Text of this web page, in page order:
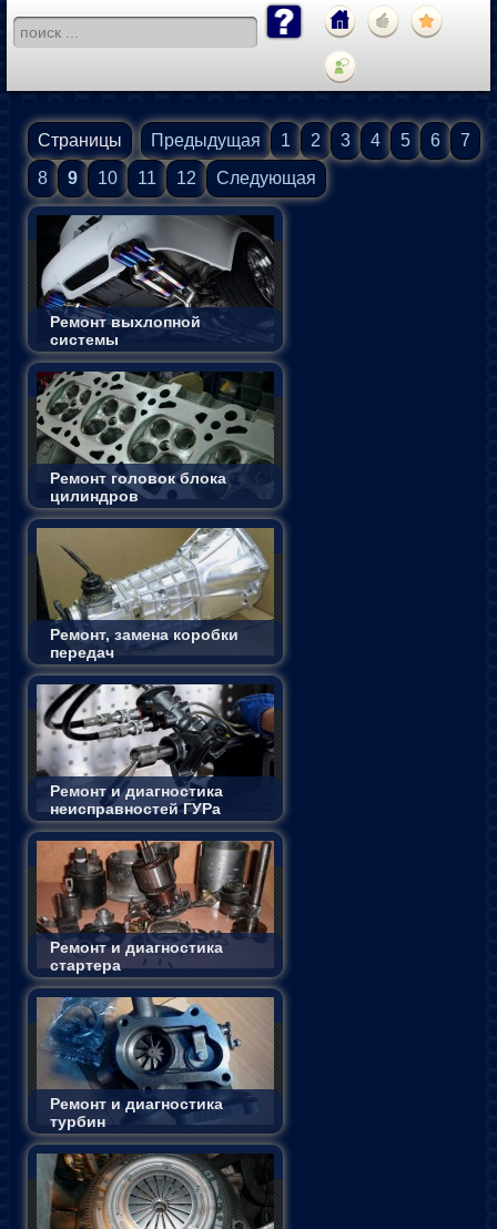
Страницы Предыдущая 1 2 3 4 5 6
7
8
9 10 11 12 Следующая
Ремонт выхлопной
системы
Ремонт головок блока
цилиндров
Ремонт, замена коробки
передач
Ремонт и диагностика
неисправностей ГУРа
Ремонт и диагностика
стартера
Ремонт и диагностика
турбин